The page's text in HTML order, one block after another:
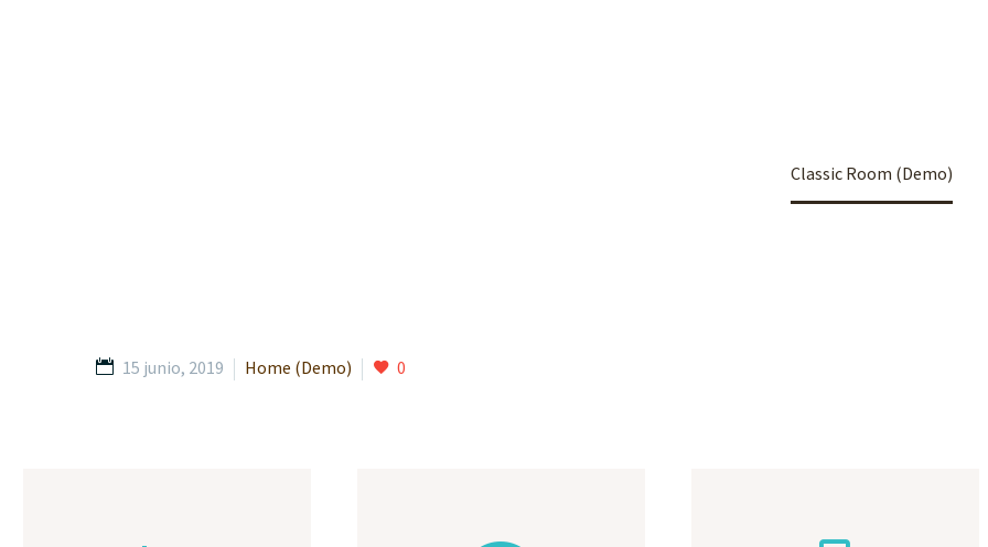
Classic Room (Demo)
15 junio, 2019 Home (Demo) 0